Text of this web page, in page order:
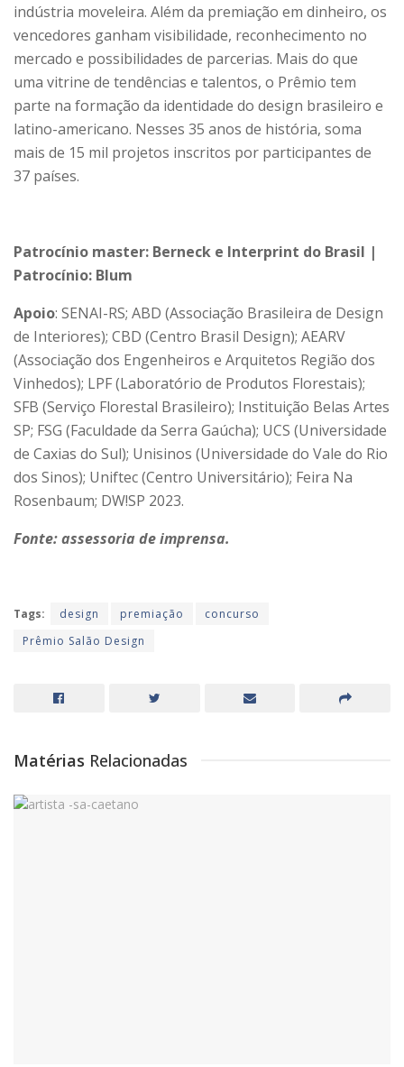
indústria moveleira. Além da premiação em dinheiro, os
vencedores ganham visibilidade, reconhecimento no
mercado e possibilidades de parcerias. Mais do que
uma vitrine de tendências e talentos, o Prêmio tem
parte na formação da identidade do design brasileiro e
latino-americano. Nesses 35 anos de história, soma
mais de 15 mil projetos inscritos por participantes de
37 países.
Patrocínio master: Berneck e Interprint do Brasil |
Patrocínio: Blum
Apoio: SENAI-RS; ABD (Associação Brasileira de Design
de Interiores); CBD (Centro Brasil Design); AEARV
(Associação dos Engenheiros e Arquitetos Região dos
Vinhedos); LPF (Laboratório de Produtos Florestais);
SFB (Serviço Florestal Brasileiro); Instituição Belas Artes
SP; FSG (Faculdade da Serra Gaúcha); UCS (Universidade
de Caxias do Sul); Unisinos (Universidade do Vale do Rio
dos Sinos); Uniftec (Centro Universitário); Feira Na
Rosenbaum; DW!SP 2023.
Fonte: assessoria de imprensa.
Tags: design premiação
concurso
Prêmio Salão Design
Matérias Relacionadas